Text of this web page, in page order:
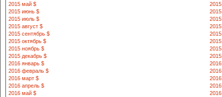
2015 май $
2015 июнь $
2015 июль $
2015 август $
2015
2015 сентябрь $
2015 октябрь $
2015 ноябрь $
2015 декабрь $
2016 январь $
2016 февраль $
2016 март $
2016 апрель $
2016 май $